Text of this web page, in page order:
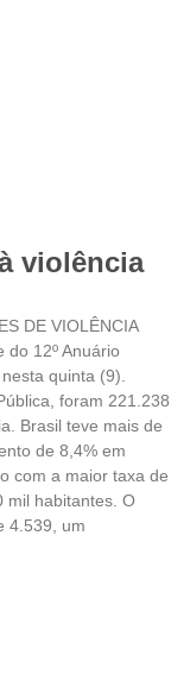
violência
DE VIOLÊNCIA
do 12º Anuário
quinta (9).
foram 221.238
Brasil teve mais de
de 8,4% em
com a maior taxa de
mil habitantes. O
4.539, um